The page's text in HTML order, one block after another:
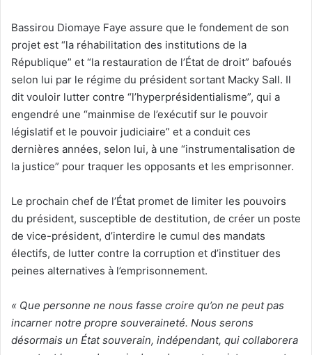
Bassirou Diomaye Faye assure que le fondement de son
projet est “la réhabilitation des institutions de la
République” et “la restauration de l’État de droit” bafoués
selon lui par le régime du président sortant Macky Sall. Il
dit vouloir lutter contre “l’hyperprésidentialisme”, qui a
engendré une “mainmise de l’exécutif sur le pouvoir
législatif et le pouvoir judiciaire” et a conduit ces
dernières années, selon lui, à une “instrumentalisation de
la justice” pour traquer les opposants et les emprisonner.
Le prochain chef de l’État promet de limiter les pouvoirs
du président, susceptible de destitution, de créer un poste
de vice-président, d’interdire le cumul des mandats
électifs, de lutter contre la corruption et d’instituer des
peines alternatives à l’emprisonnement.
« Que personne ne nous fasse croire qu’on ne peut pas
incarner notre propre souveraineté. Nous serons
désormais un État souverain, indépendant, qui collaborera